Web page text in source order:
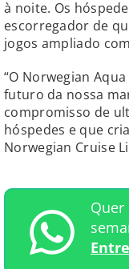
à noite. Os
escorregador de
jogos ampliado
“O Norwegian
futuro da nossa
compromisso de
hóspedes e que
Norwegian Cruise
Quer